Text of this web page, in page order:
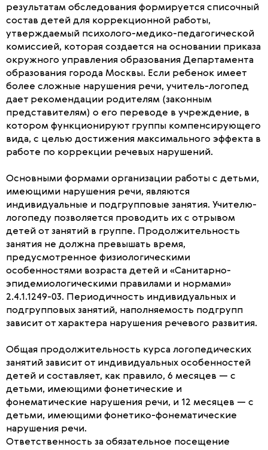
результатам обследования формируется списочный
состав детей для коррекционной работы,
утверждаемый психолого-медико-педагогической
комиссией, которая создается на основании приказа
окружного управления образования Департамента
образования города Москвы. Если ребенок имеет
более сложные нарушения речи, учитель-логопед
дает рекомендации родителям (законным
представителям) о его переводе в учреждение, в
котором функционируют группы компенсирующего
вида, с целью достижения максимального эффекта в
работе по коррекции речевых нарушений.
Основными формами организации работы с детьми,
имеющими нарушения речи, являются
индивидуальные и подгрупповые занятия. Учителю-
логопеду позволяется проводить их с отрывом
детей от занятий в группе. Продолжительность
занятия не должна превышать время,
предусмотренное физиологическими
особенностями возраста детей и «Санитарно-
эпидемиологическими правилами и нормами»
2.4.1.1249-03. Периодичность индивидуальных и
подгрупповых занятий, наполняемость подгрупп
зависит от характера нарушения речевого развития.
Общая продолжительность курса логопедических
занятий зависит от индивидуальных особенностей
детей и составляет, как правило, 6 месяцев — с
детьми, имеющими фонетические и
фонематические нарушения речи, и 12 месяцев — с
детьми, имеющими фонетико-фонематические
нарушения речи.
Ответственность за обязательное посещение